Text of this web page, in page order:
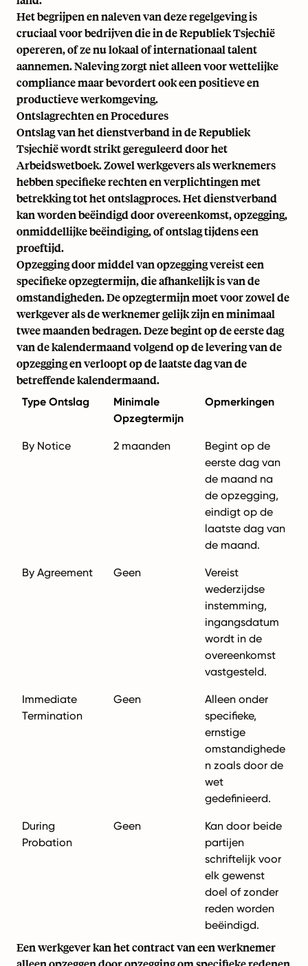
Het begrijpen en naleven van deze regelgeving is
cruciaal voor bedrijven die in de Republiek Tsjechië
opereren, of ze nu lokaal of internationaal talent
aannemen. Naleving zorgt niet alleen voorwettelijke
compliancemaar bevordert ook een positieve en
productieve werkomgeving.
Ontslagrechten en Procedures
Ontslag van het dienstverband in de Republiek
Tsjechië wordt strikt gereguleerd door het
Arbeidswetboek. Zowel werkgevers als werknemers
hebben specifieke rechten en verplichtingen met
betrekking tot het ontslagproces. Het dienstverband
kan worden beëindigd door overeenkomst, opzegging,
onmiddellijke beëindiging, of ontslag tijdens een
proeftijd.
Opzegging door middel van opzegging vereist een
specifieke opzegtermijn, die afhankelijk is van de
omstandigheden. De opzegtermijn moet voor zowel de
werkgever als de werknemer gelijk zijn en minimaal
twee maanden bedragen. Deze begint op de eerste dag
van de kalendermaand volgend op de levering van de
opzegging en verloopt op de laatste dag van de
betreffende kalendermaand.
Type Ontslag
Minimale
Opzegtermijn
Opmerkingen
By Notice 2 maanden
Begint op de
eerste dag van
de maand na
de opzegging,
eindigt op de
laatste dag van
de maand.
By Agreement Geen
Vereist
wederzijdse
instemming,
ingangsdatum
wordt in de
overeenkomst
vastgesteld.
Immediate
Termination
Geen
Alleen onder
specifieke,
ernstige
omstandighede
n zoals door de
wet
gedefinieerd.
During
Probation
Geen
Kan door beide
partijen
schriftelijk voor
elk gewenst
doel of zonder
reden worden
beëindigd.
Een werkgever kan het contract van een werknemer